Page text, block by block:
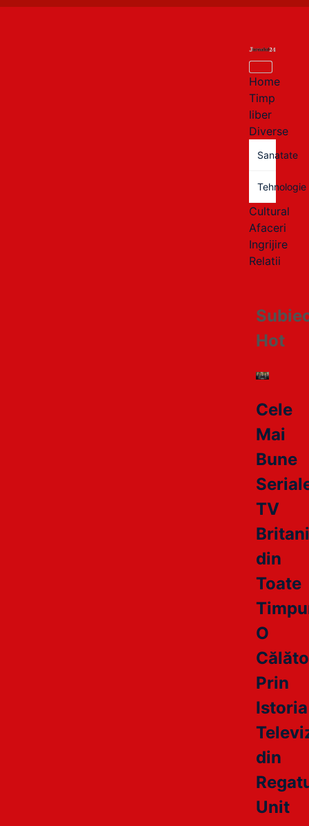
Home
Timp
liber
Diverse
Sanatate
Tehnologie
Cultural
Afaceri
Ingrijire
Relatii
Hot
Cele
Mai
Bune
TV
din
Toate
O
Prin
Istoria
din
Unit